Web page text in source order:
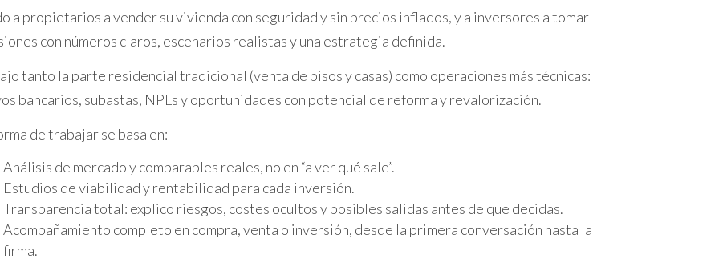
de las muchas ventajas de vivir en Reus. Te animamos a que la descubras por ti
a propietarios a vender su vivienda con seguridad y sin precios inflados, y a inversores a tomar
con números claros, escenarios realistas y una estrategia definida.
tanto la parte residencial tradicional (venta de pisos y casas) como operaciones más técnicas:
bancarios, subastas, NPLs y oportunidades con potencial de reforma y revalorización.
de trabajar se basa en:
Análisis de mercado y comparables reales, no en “a ver qué sale”.
Estudios de viabilidad y rentabilidad para cada inversión.
Transparencia total: explico riesgos, costes ocultos y posibles salidas antes de que decidas.
Acompañamiento completo en compra, venta o inversión, desde la primera conversación hasta la
firma.